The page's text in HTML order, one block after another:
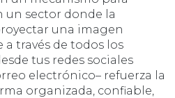
un sector donde la
una imagen
través de todos los
tus redes sociales
electrónico– refuerza la
organizada, confiable,